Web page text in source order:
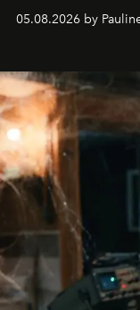
05.08.2026 by